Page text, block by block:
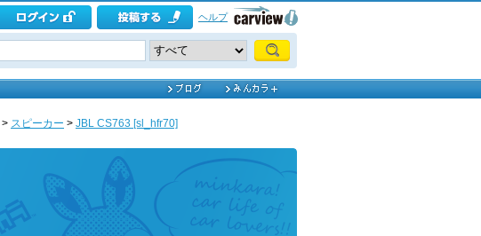
ヘルプ
> スピーカー > JBL CS763 [sl_hfr70]